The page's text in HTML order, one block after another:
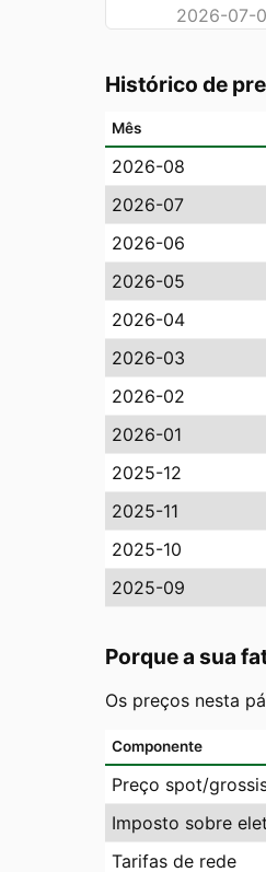
2026-07-
Histórico de
Mês
2026-08
2026-07
2026-06
2026-05
2026-04
2026-03
2026-02
2026-01
2025-12
2025-11
2025-10
2025-09
Porque a sua
Os preços nesta
Componente
Preço spot/
Imposto sobre
Tarifas de rede